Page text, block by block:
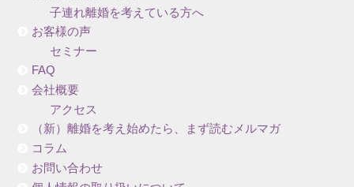
子連れ離婚を考えている方へ
お客様の声
セミナー
FAQ
会社概要
アクセス
（新）離婚を考え始めたら、まず読むメルマガ
コラム
お問い合わせ